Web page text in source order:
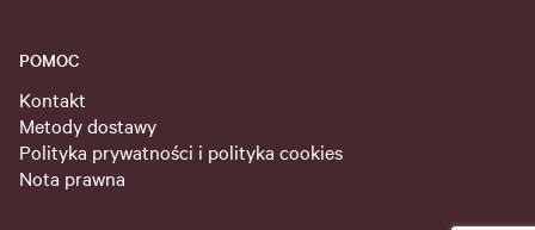
POMOC
Kontakt
Metody dostawy
Polityka prywatności i polityka cookies
Nota prawna